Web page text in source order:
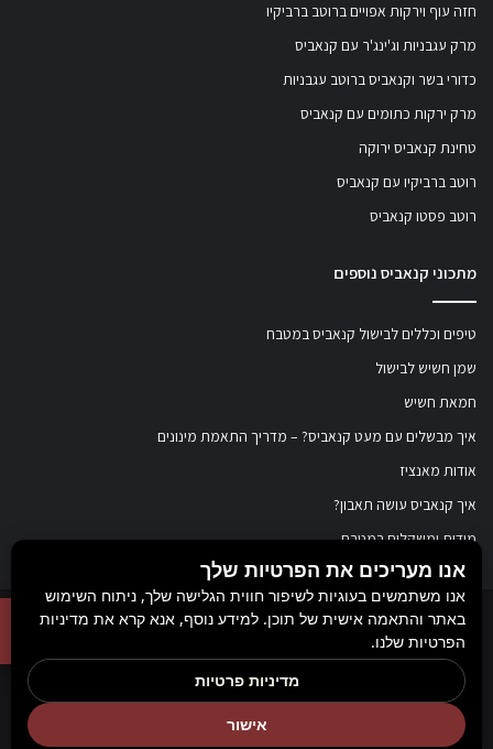
חזה עוף וירקות אפויים ברוטב ברביקיו
מרק עגבניות וג'ינג'ר עם קנאביס
כדורי בשר וקנאביס ברוטב עגבניות
מרק ירקות כתומים עם קנאביס
טחינת קנאביס ירוקה
רוטב ברביקיו עם קנאביס
רוטב פסטו קנאביס
מתכוני קנאביס נוספים
טיפים וכללים לבישול קנאביס במטבח
שמן חשיש לבישול
חמאת חשיש
איך מבשלים עם מעט קנאביס? – מדריך התאמת מינונים
אודות מאנציז
איך קנאביס עושה תאבון?
מידות ומשקלים במטבח
© כל הזכויות שמורות למאנציז
, 2017-2026. אין במידע באתר זה תחליף להוועצות עם
רופא או רוקח בטרם רכישת תכשיר והתחלת הטיפול בו. יש לעיין בעלון לצרכן לפני
השימוש בתכשיר. מומלץ להתייעץ עם הרוקח בכל הנוגע למטרות ואופן השימוש,
תופעות לוואי, אינטראקציה עם תכשירים אחרים.
אנו מעריכים את הפרטיות שלך
אנו משתמשים בעוגיות לשיפור חווית הגלישה שלך, ניתוח השימוש
באתר והתאמה אישית של תוכן. למידע נוסף, אנא קרא את מדיניות
הפרטיות שלנו.
אישור
מדיניות פרטיות